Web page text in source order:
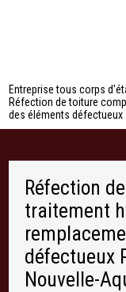
Entreprise tous corps
Réfection de toiture
des éléments défectueux
Réfection
traitement
défectueux
Nouvelle-